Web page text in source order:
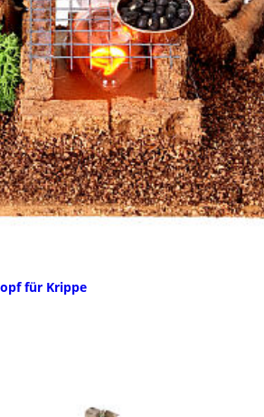
für Krippe